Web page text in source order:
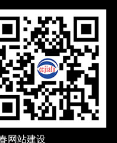
网站建设